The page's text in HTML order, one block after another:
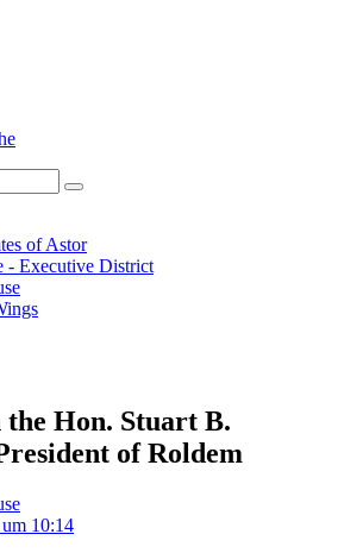
of Astor
- Executive District
Hon. Stuart B.
of Roldem
10:14